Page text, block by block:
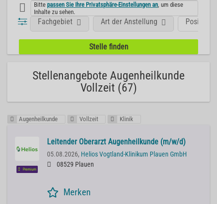
Bittepassen Sie Ihre Privatsphäre-Einstellungen an , um diese
Inhalte zu sehen.
Position
Fachgebiet Art der Anstellung
Stellenangebote Augenheilkunde
Vollzeit (67)
Augenheilkunde Vollzeit Klinik
Premium
Leitender Oberarzt Augenheilkunde (m/w/d)
05.08.2026, Helios Vogtland-Klinikum Plauen GmbH
08529 Plauen
Merken